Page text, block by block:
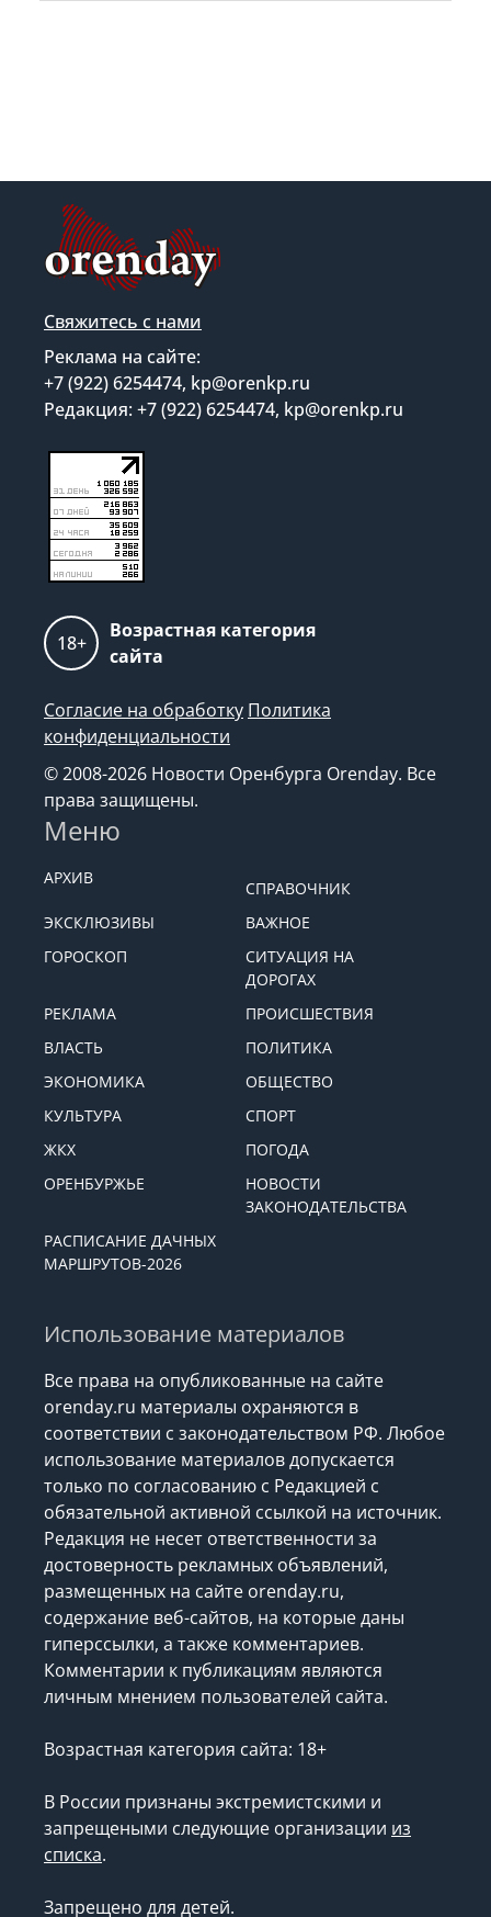
Свяжитесь с нами
Реклама на сайте:
+7 (922) 6254474, kp@orenkp.ru
Редакция: +7 (922) 6254474, kp@orenkp.ru
18+
Возрастная категория
сайта
Согласие на обработку Политика
конфиденциальности
© 2008-2026 Новости Оренбурга Orenday. Все
права защищены.
Меню
АРХИВ
СПРАВОЧНИК
ЭКСКЛЮЗИВЫ
ВАЖНОЕ
ГОРОСКОП
СИТУАЦИЯ НА
ДОРОГАХ
РЕКЛАМА
ПРОИСШЕСТВИЯ
ВЛАСТЬ
ПОЛИТИКА
ЭКОНОМИКА
ОБЩЕСТВО
КУЛЬТУРА
СПОРТ
ЖКХ
ПОГОДА
ОРЕНБУРЖЬЕ
НОВОСТИ
ЗАКОНОДАТЕЛЬСТВА
РАСПИСАНИЕ ДАЧНЫХ
МАРШРУТОВ-2026
Использование материалов
Все права на опубликованные на сайте
orenday.ru материалы охраняются в
соответствии с законодательством РФ. Любое
использование материалов допускается
только по согласованию с Редакцией с
обязательной активной ссылкой на источник.
Редакция не несет ответственности за
достоверность рекламных объявлений,
размещенных на сайте orenday.ru,
содержание веб-сайтов, на которые даны
гиперссылки, а также комментариев.
Комментарии к публикациям являются
личным мнением пользователей сайта.
Возрастная категория сайта: 18+
В России признаны экстремистскими и
запрещеными следующие организации из
списка.
Запрещено для детей.